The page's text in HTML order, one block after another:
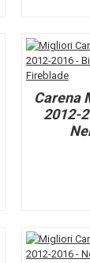
Carena
2012-